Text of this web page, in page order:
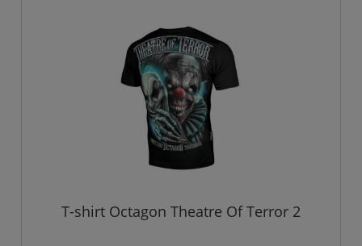
T-shirt Octagon Theatre Of Terror 2